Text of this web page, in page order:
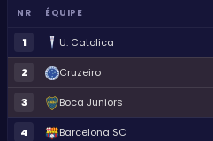
NR ÉQUIPE
1 U. Catolica
2 Cruzeiro
3 Boca Juniors
4 Barcelona SC